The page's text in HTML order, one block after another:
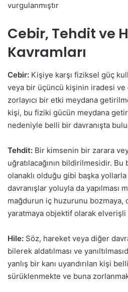
vurgulanmıştır
Cebir, Tehdit ve
Kavramları
Cebir: Kişiye karşı fiziksel güç
veya bir üçüncü kişinin iradesi ve
zorlayıcı bir etki meydana
kişi, bu fiziki gücün meydana
nedeniyle belli bir davranışta
Tehdit: Bir kimsenin bir zarara
uğratılacağının bildirilmesidir.
olanaklı olduğu gibi başka
davranışlar yoluyla da yapılması
mağdurun iç huzurunu bozmaya,
yaratmaya objektif olarak elverişli
Hile: Söz, hareket veya diğer
bilerek aldatılması ve
yanlış bir kanı uyandırılan kişi
sürüklenmekte ve buna